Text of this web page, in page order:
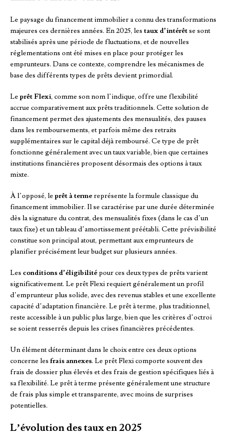
Le paysage du financement immobilier a connu des transformations
majeures ces dernières années. En 2025, les taux d’intérêtse sont
stabilisés après une période de fluctuations, et de nouvelles
réglementations ont été mises en place pour protéger les
emprunteurs. Dans ce contexte, comprendre les mécanismes de
base des différents types de prêts devient primordial.
Le prêt Flexi, comme son nom l’indique, offre une flexibilité
accrue comparativement aux prêts traditionnels. Cette solution de
financement permet des ajustements des mensualités, des pauses
dans les remboursements, et parfois même des retraits
supplémentaires sur le capital déjà remboursé. Ce type de prêt
fonctionne généralement avec un taux variable, bien que certaines
institutions financières proposent désormais des options à taux
mixte.
À l’opposé, le prêt à termereprésente la formule classique du
financement immobilier. Il se caractérise par une durée déterminée
dès la signature du contrat, des mensualités fixes (dans le cas d’un
taux fixe) et un tableau d’amortissement préétabli. Cette prévisibilité
constitue son principal atout, permettant aux emprunteurs de
planifier précisément leur budget sur plusieurs années.
Les conditions d’éligibilitépour ces deux types de prêts varient
significativement. Le prêt Flexi requiert généralement un profil
d’emprunteur plus solide, avec des revenus stables et une excellente
capacité d’adaptation financière. Le prêt à terme, plus traditionnel,
reste accessible à un public plus large, bien que les critères d’octroi
se soient resserrés depuis les crises financières précédentes.
Un élément déterminant dans le choix entre ces deux options
concerne les frais annexes. Le prêt Flexi comporte souvent des
frais de dossier plus élevés et des frais de gestion spécifiques liés à
sa flexibilité. Le prêt à terme présente généralement une structure
de frais plus simple et transparente, avec moins de surprises
potentielles.
L’évolution des taux en 2025